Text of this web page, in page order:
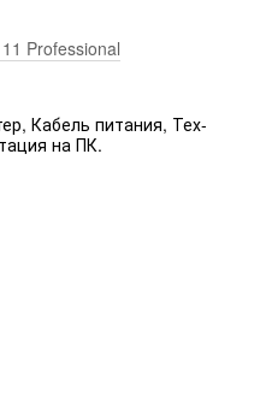
Professional
Кабель питания, Тех-
на ПК.